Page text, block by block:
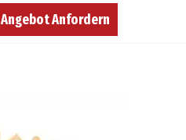
Angebot Anfordern